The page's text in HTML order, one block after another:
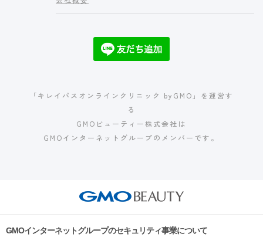
「キレイパスオンラインクリニック byGMO」を運営す
る
GMOビューティー株式会社は
GMOインターネットグループのメンバーです。
GMOインターネットグループのセキュリティ事業について